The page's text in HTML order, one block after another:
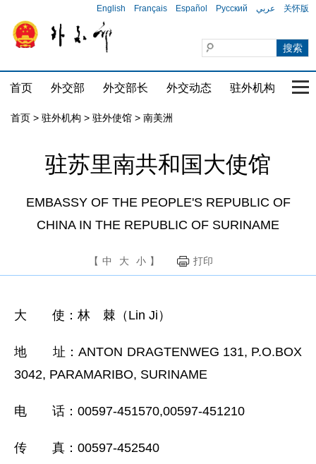
English Français Español Русский عربي 关怀版
首页 外交部 外交部长 外交动态 驻外机构 国
首页 > 驻外机构 > 驻外使馆 > 南美洲
驻苏里南共和国大使馆
EMBASSY OF THE PEOPLE'S REPUBLIC OF
CHINA IN THE REPUBLIC OF SURINAME
【 中 大 小 】 打印
大 使：林 棘（Lin Ji）
地 址：ANTON DRAGTENWEG 131, P.O.BOX
3042, PARAMARIBO, SURINAME
电 话：00597-451570,00597-451210
传 真：00597-452540